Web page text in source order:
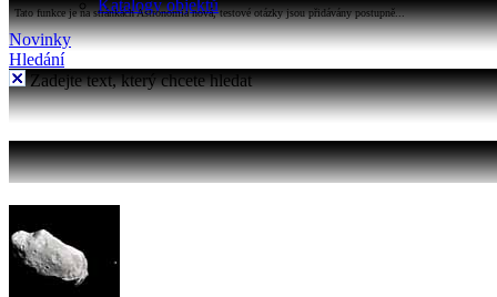
Katalogy objektů
Tato funkce je na stránkách Astronomia nová, testové otázky jsou přidávány postupně...
Novinky
Hledání
Zadejte text, který chcete hledat